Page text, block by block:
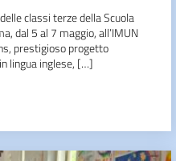
classi terze della Scuola
dal 5 al 7 maggio, all’IMUN
prestigioso progetto
lingua inglese, […]